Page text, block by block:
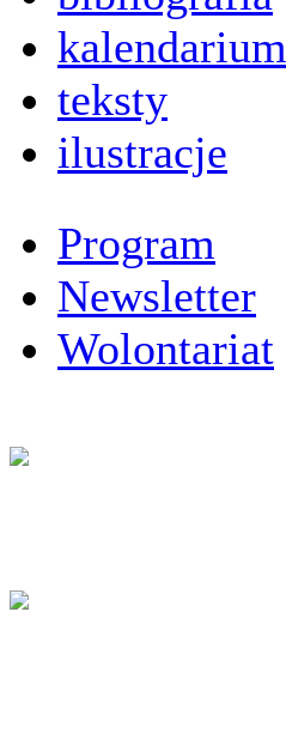
kalendarium
teksty
ilustracje
Program
Newsletter
Wolontariat